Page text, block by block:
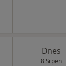
Dnes
8 Srpen